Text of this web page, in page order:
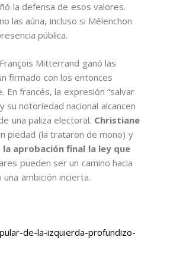
la defensa de esos valores.
las aúna, incluso si Mélenchon
pública.
Mitterrand ganó las
firmado con los entonces
francés, la expresión “salvar
notoriedad nacional alcancen
una paliza electoral. Christiane
piedad (la trataron de mono) y
aprobación final la ley que
pueden ser un camino hacia
ambición incierta.
de-la-izquierda-profundizo-